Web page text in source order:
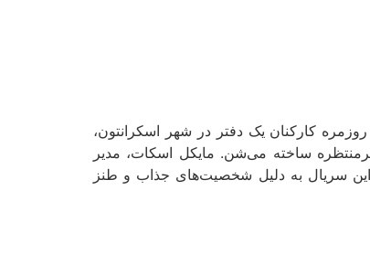
کارکنان یک دفتر در شهر اسکرانتون،
ساخته می‌شن. مایکل اسکات، مدیر
سریال به دلیل شخصیت‌های جذاب و طنز